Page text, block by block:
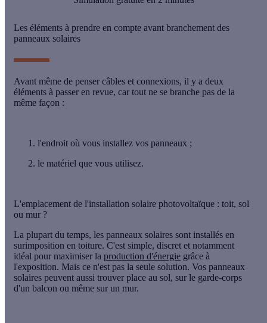
Les éléments à prendre en compte avant branchement des
panneaux solaires
Avant même de penser câbles et connexions, il y a deux
éléments à passer en revue, car tout ne se branche pas de la
même façon :
l'endroit où vous installez vos panneaux ;
le matériel que vous utilisez.
L'emplacement de l'installation solaire photovoltaïque : toit, sol
ou mur ?
La plupart du temps, les panneaux solaires sont installés en
surimposition en toiture. C'est simple, discret et notamment
idéal pour maximiser la production d'énergie grâce à
l'exposition. Mais ce n'est pas la seule solution. Vos panneaux
solaires peuvent aussi trouver place au sol, sur le garde-corps
d'un balcon ou même sur un mur.